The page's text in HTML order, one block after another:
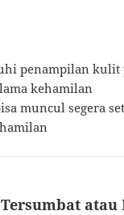
penampilan kulit
kehamilan
muncul segera
atau